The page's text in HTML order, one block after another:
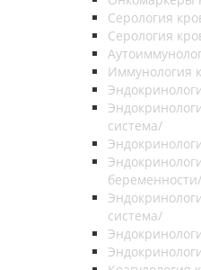
Серология
Серология
Иммунология
система/
беременности/
система/